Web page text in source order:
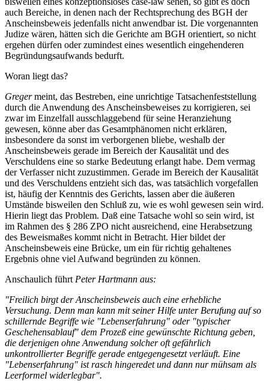
auch Bereiche, in denen nach der Rechtsprechung des BGH der
Anscheinsbeweis jedenfalls nicht anwendbar ist. Die vorgenannten
Judize wären, hätten sich die Gerichte am BGH orientiert, so nicht
ergehen dürfen oder zumindest eines wesentlich eingehenderen
Begründungsaufwands bedurft.
Woran liegt das?
Gregermeint, das Bestreben, eine unrichtige Tatsachenfeststellung
durch die Anwendung des Anscheinsbeweises zu korrigieren, sei
zwar im Einzelfall ausschlaggebend für seine Heranziehung
gewesen, könne aber das Gesamtphänomen nicht erklären,
insbesondere da sonst im verborgenen bliebe, weshalb der
Anscheinsbeweis gerade im Bereich der Kausalität und des
Verschuldens eine so starke Bedeutung erlangt habe. Dem vermag
der Verfasser nicht zuzustimmen. Gerade im Bereich der Kausalität
und des Verschuldens entzieht sich das, was tatsächlich vorgefallen
ist, häufig der Kenntnis des Gerichts, lassen aber die äußeren
Umstände bisweilen den Schluß zu, wie es wohl gewesen sein wird.
Hierin liegt das Problem. Daß eine Tatsache wohl so sein wird, ist
im Rahmen des § 286 ZPO nicht ausreichend, eine Herabsetzung
des Beweismaßes kommt nicht in Betracht. Hier bildet der
Anscheinsbeweis eine Brücke, um ein für richtig gehaltenes
Ergebnis ohne viel Aufwand begründen zu können.
Anschaulich führt Peter Hartmann aus:
"Freilich birgt der Anscheinsbeweis auch eine erhebliche
Versuchung. Denn man kann mit seiner Hilfe unter Berufung auf so
schillernde Begriffe wie "Lebenserfahrung" oder "typischer
Geschehensablauf" dem Prozeß eine gewünschte Richtung geben,
die derjenigen ohne Anwendung solcher oft gefährlich
unkontrollierter Begriffe gerade entgegengesetzt verläuft. Eine
"Lebenserfahrung" ist rasch hingeredet und dann nur mühsam als
Leerformel widerlegbar".